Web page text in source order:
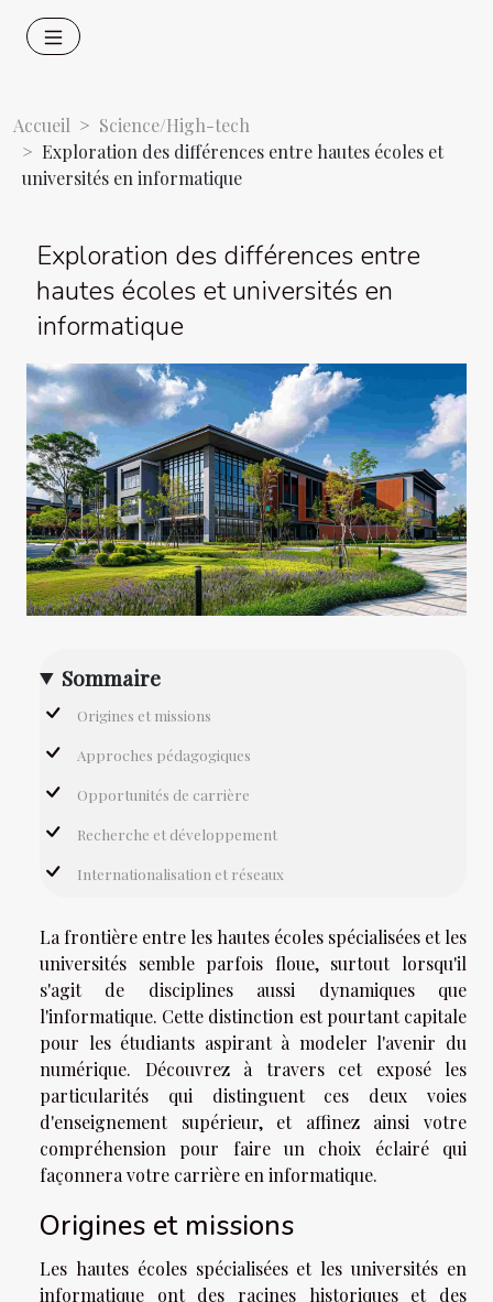
Accueil
Science/High-tech
Exploration des différences entre hautes écoles et
universités en informatique
Exploration des différences entre
hautes écoles et universités en
informatique
Sommaire
Origines et missions
Approches pédagogiques
Opportunités de carrière
Recherche et développement
Internationalisation et réseaux
La frontière entre les hautes écoles spécialisées et les
universités semble parfois floue, surtout lorsqu'il
s'agit de disciplines aussi dynamiques que
l'informatique. Cette distinction est pourtant capitale
pour les étudiants aspirant à modeler l'avenir du
numérique. Découvrez à travers cet exposé les
particularités qui distinguent ces deux voies
d'enseignement supérieur, et affinez ainsi votre
compréhension pour faire un choix éclairé qui
façonnera votre carrière en informatique.
Origines et missions
Les hautes écoles spécialisées et les universités en
informatique ont des racines historiques et des